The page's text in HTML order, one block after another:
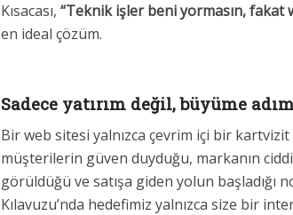
Kısacası, “Teknik işler beni yormasın,
en ideal çözüm.
Sadece yatırım değil, büyüme
Bir web sitesi yalnızca çevrim içi bir kartvizit
müşterilerin güven duyduğu, markanın
görüldüğü ve satışa giden yolun başladığı
Kılavuzu’nda hedefimiz yalnızca size bir